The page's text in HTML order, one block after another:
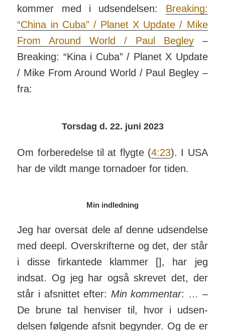
kommer med i ud­­sen­­delsen: Breaking:
“China in Cuba” / Planet X Update / Mike
From Around World / Paul Begley–
Breaking: “Kina i Cuba” / Planet X Update
/ Mike From Around World / Paul Begley –
fra:
Torsdag d. 22. juni 2023
Om forberedelse til at flygte (4:23). I USA
har de vildt mange tor­nadoer for tiden.
Min indledning
Jeg har oversat dele af denne ud­sen­delse
med deepl. Over­skrif­terne og det, der står
i disse fir­kan­tede klammer [], har jeg
indsat. Og jeg har også skrevet det, der
står i afsnittet efter: Min kom­mentar: … –
De brune tal hen­viser til, hvor i ud­sen­
delsen føl­gende afsnit be­gynder. Og de er